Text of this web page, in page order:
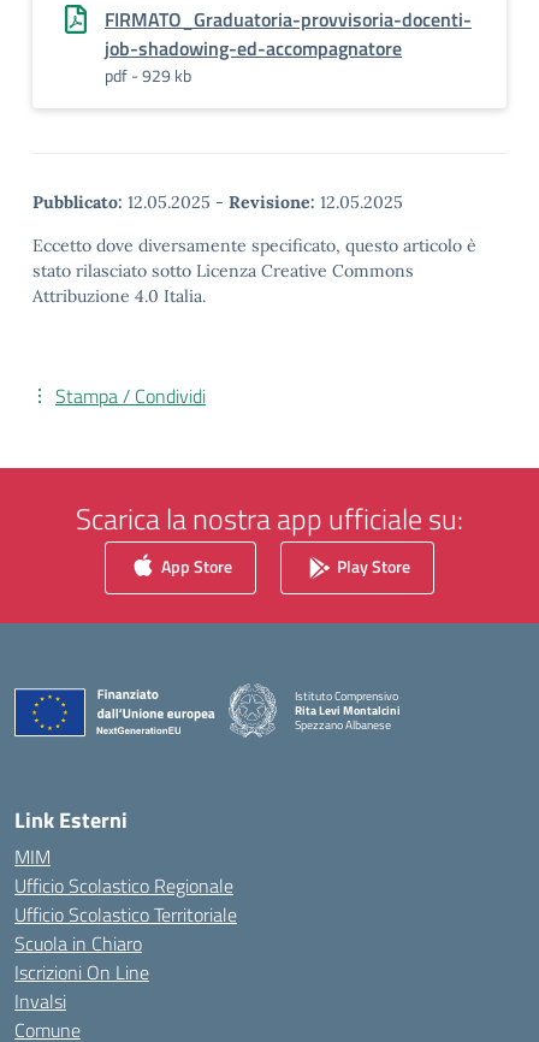
FIRMATO_Graduatoria-provvisoria-docenti-
job-shadowing-ed-accompagnatore
pdf - 929 kb
Pubblicato: 12.05.2025 - Revisione: 12.05.2025
Eccetto dove diversamente specificato, questo articolo è
stato rilasciato sotto Licenza Creative Commons
Attribuzione 4.0 Italia.
Stampa / Condividi
Scarica la nostra app ufficiale su:
App Store Play Store
Istituto Comprensivo
Rita Levi Montalcini
Spezzano Albanese
— Visita la pagina iniziale della scuola
Link Esterni
MIM
Ufficio Scolastico Regionale
Ufficio Scolastico Territoriale
Scuola in Chiaro
Iscrizioni On Line
Invalsi
Comune